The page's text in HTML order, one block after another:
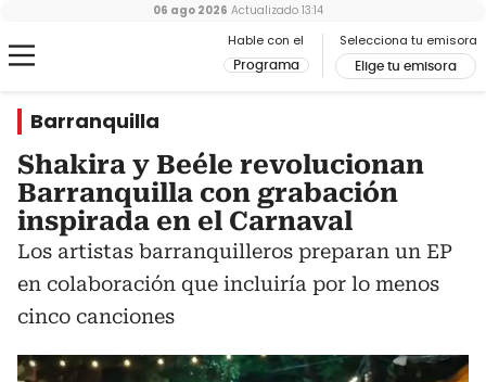
Hable con el
Programa
Selecciona tu emisora
Elige tu emisora
06 ago 2026 Actualizado 13:14
Barranquilla
Shakira y Beéle revolucionan
Barranquilla con grabación
inspirada en el Carnaval
Los artistas barranquilleros preparan un EP
en colaboración que incluiría por lo menos
cinco canciones